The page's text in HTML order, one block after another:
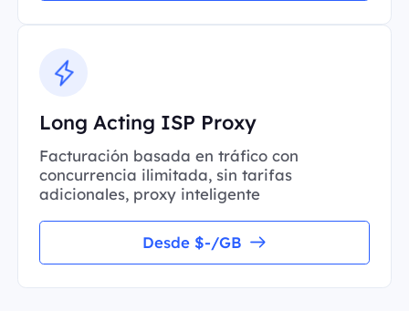
Long Acting ISP Proxy
Facturación basada en tráfico con
concurrencia ilimitada, sin tarifas
adicionales, proxy inteligente
Desde $-/GB